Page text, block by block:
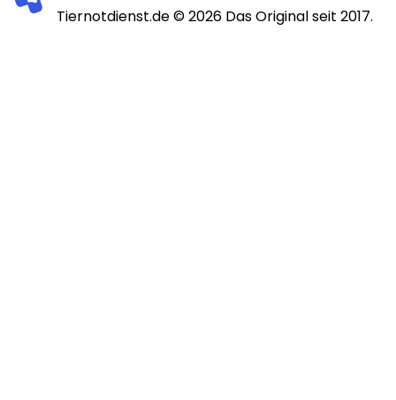
Tiernotdienst.de ©2026 Das Original seit 2017.